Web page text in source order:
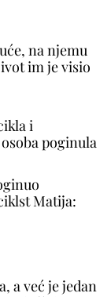
na njemu
im je visio
i
poginula
Matija:
a već je jedan